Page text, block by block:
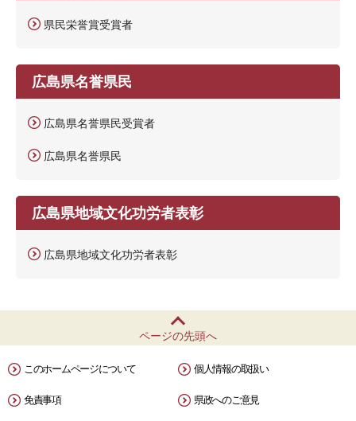
県民栄誉賞受賞者
広島県名誉県民
広島県名誉県民受賞者
広島県名誉県民
広島県地域文化功労者表彰
広島県地域文化功労者表彰
ページの先頭へ
このホームページについて 個人情報の取扱い
免責事項 県政へのご意見